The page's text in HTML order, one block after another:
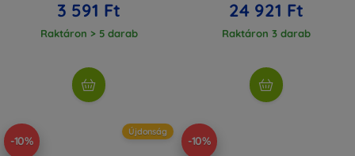
3 591 Ft
Raktáron > 5 darab
24 921 Ft
Raktáron 3 darab
-10%
Újdonság
-10%